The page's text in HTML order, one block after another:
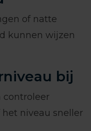
of natte
kunnen wijzen
bij
controleer
niveau sneller